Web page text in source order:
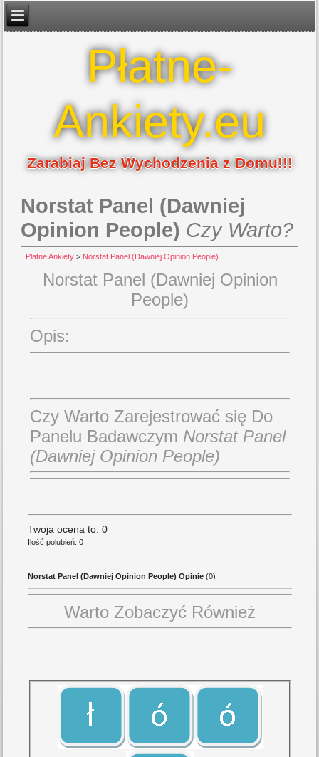
Płatne-
Ankiety.eu
Zarabiaj Bez Wychodzenia z Domu!!!
Norstat Panel (Dawniej
Opinion People) Czy Warto?
Płatne Ankiety > Norstat Panel (Dawniej Opinion People)
Norstat Panel (Dawniej Opinion
People)
Opis:
Czy Warto Zarejestrować się Do
Panelu Badawczym Norstat Panel
(Dawniej Opinion People)
Twoja ocena to: 0
Ilość polubień: 0
Norstat Panel (Dawniej Opinion People) Opinie (0)
Warto Zobaczyć Również